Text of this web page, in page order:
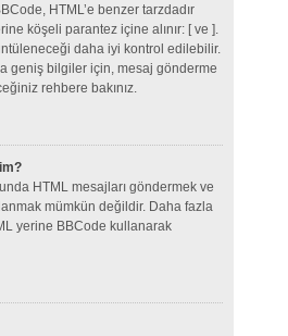
HTML’e benzer tarzdadır
köşeli parantez içine alınır: [ ve ].
daha iyi kontrol edilebilir.
geniş bilgiler için, mesaj gönderme
rehbere bakınız.
HTML mesajları göndermek ve
mümkün değildir. Daha fazla
yerine BBCode kullanarak